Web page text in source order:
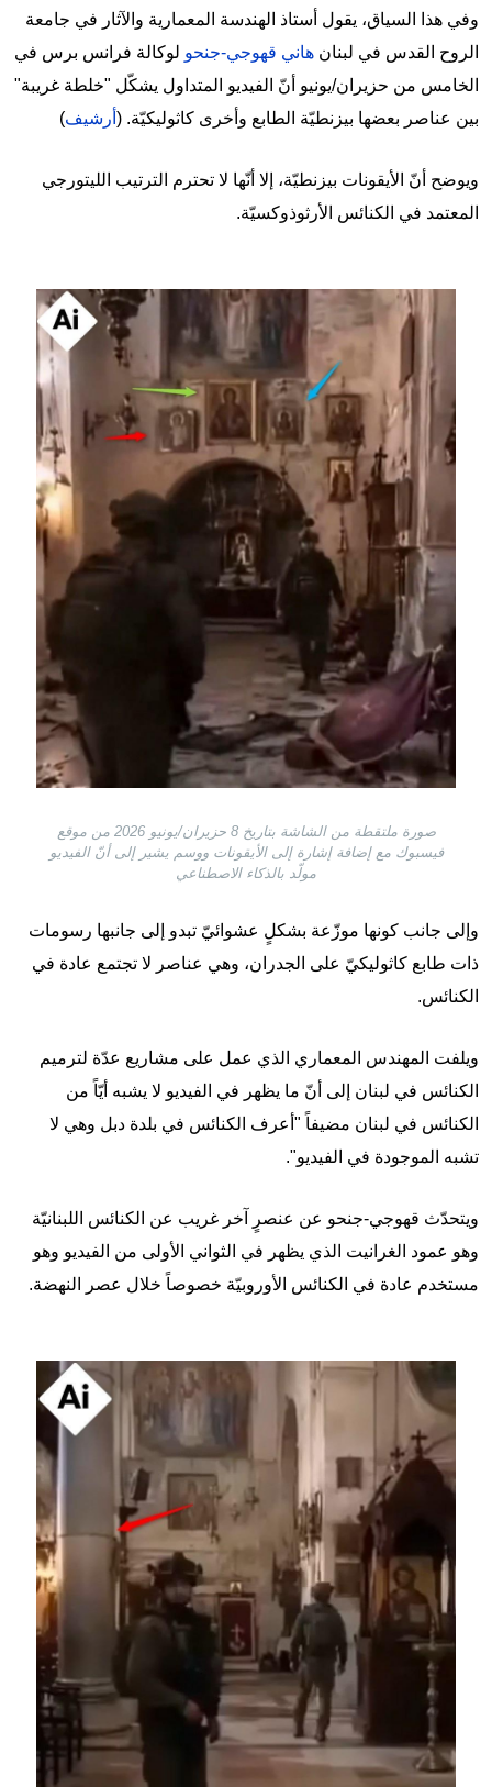
وفي هذا السياق، يقول أستاذ الهندسة المعمارية والآثار في جامعة
الروح القدس في لبنان هاني قهوجي-جنحو لوكالة فرانس برس في
الخامس من حزيران/يونيو أنّ الفيديو المتداول يشكّل "خلطة غريبة"
بين عناصر بعضها بيزنطيّة الطابع وأخرى كاثوليكيّة. ( أرشيف)
ويوضح أنّ الأيقونات بيزنطيّة، إلا أنّها لا تحترم الترتيب الليتورجي
المعتمد في الكنائس الأرثوذوكسيّة.
صورة ملتقطة من الشاشة بتاريخ 8 حزيران/يونيو 2026 من موقع
فيسبوك مع إضافة إشارة إلى الأيقونات ووسم يشير إلى أنّ الفيديو
مولّد بالذكاء الاصطناعي
وإلى جانب كونها موزّعة بشكلٍ عشوائيّ تبدو إلى جانبها رسومات
ذات طابع كاثوليكيّ على الجدران، وهي عناصر لا تجتمع عادة في
الكنائس.
ويلفت المهندس المعماري الذي عمل على مشاريع عدّة لترميم
الكنائس في لبنان إلى أنّ ما يظهر في الفيديو لا يشبه أيّاً من
الكنائس في لبنان مضيفاً "أعرف الكنائس في بلدة دبل وهي لا
تشبه الموجودة في الفيديو".
ويتحدّث قهوجي-جنحو عن عنصرٍ آخر غريب عن الكنائس اللبنانيّة
وهو عمود الغرانيت الذي يظهر في الثواني الأولى من الفيديو وهو
مستخدم عادة في الكنائس الأوروبيّة خصوصاً خلال عصر النهضة.
Image